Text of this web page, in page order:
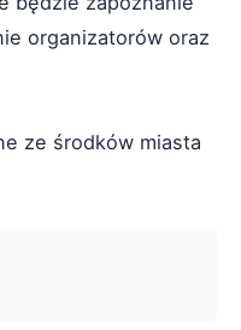
organizatorów oraz
ze środków miasta